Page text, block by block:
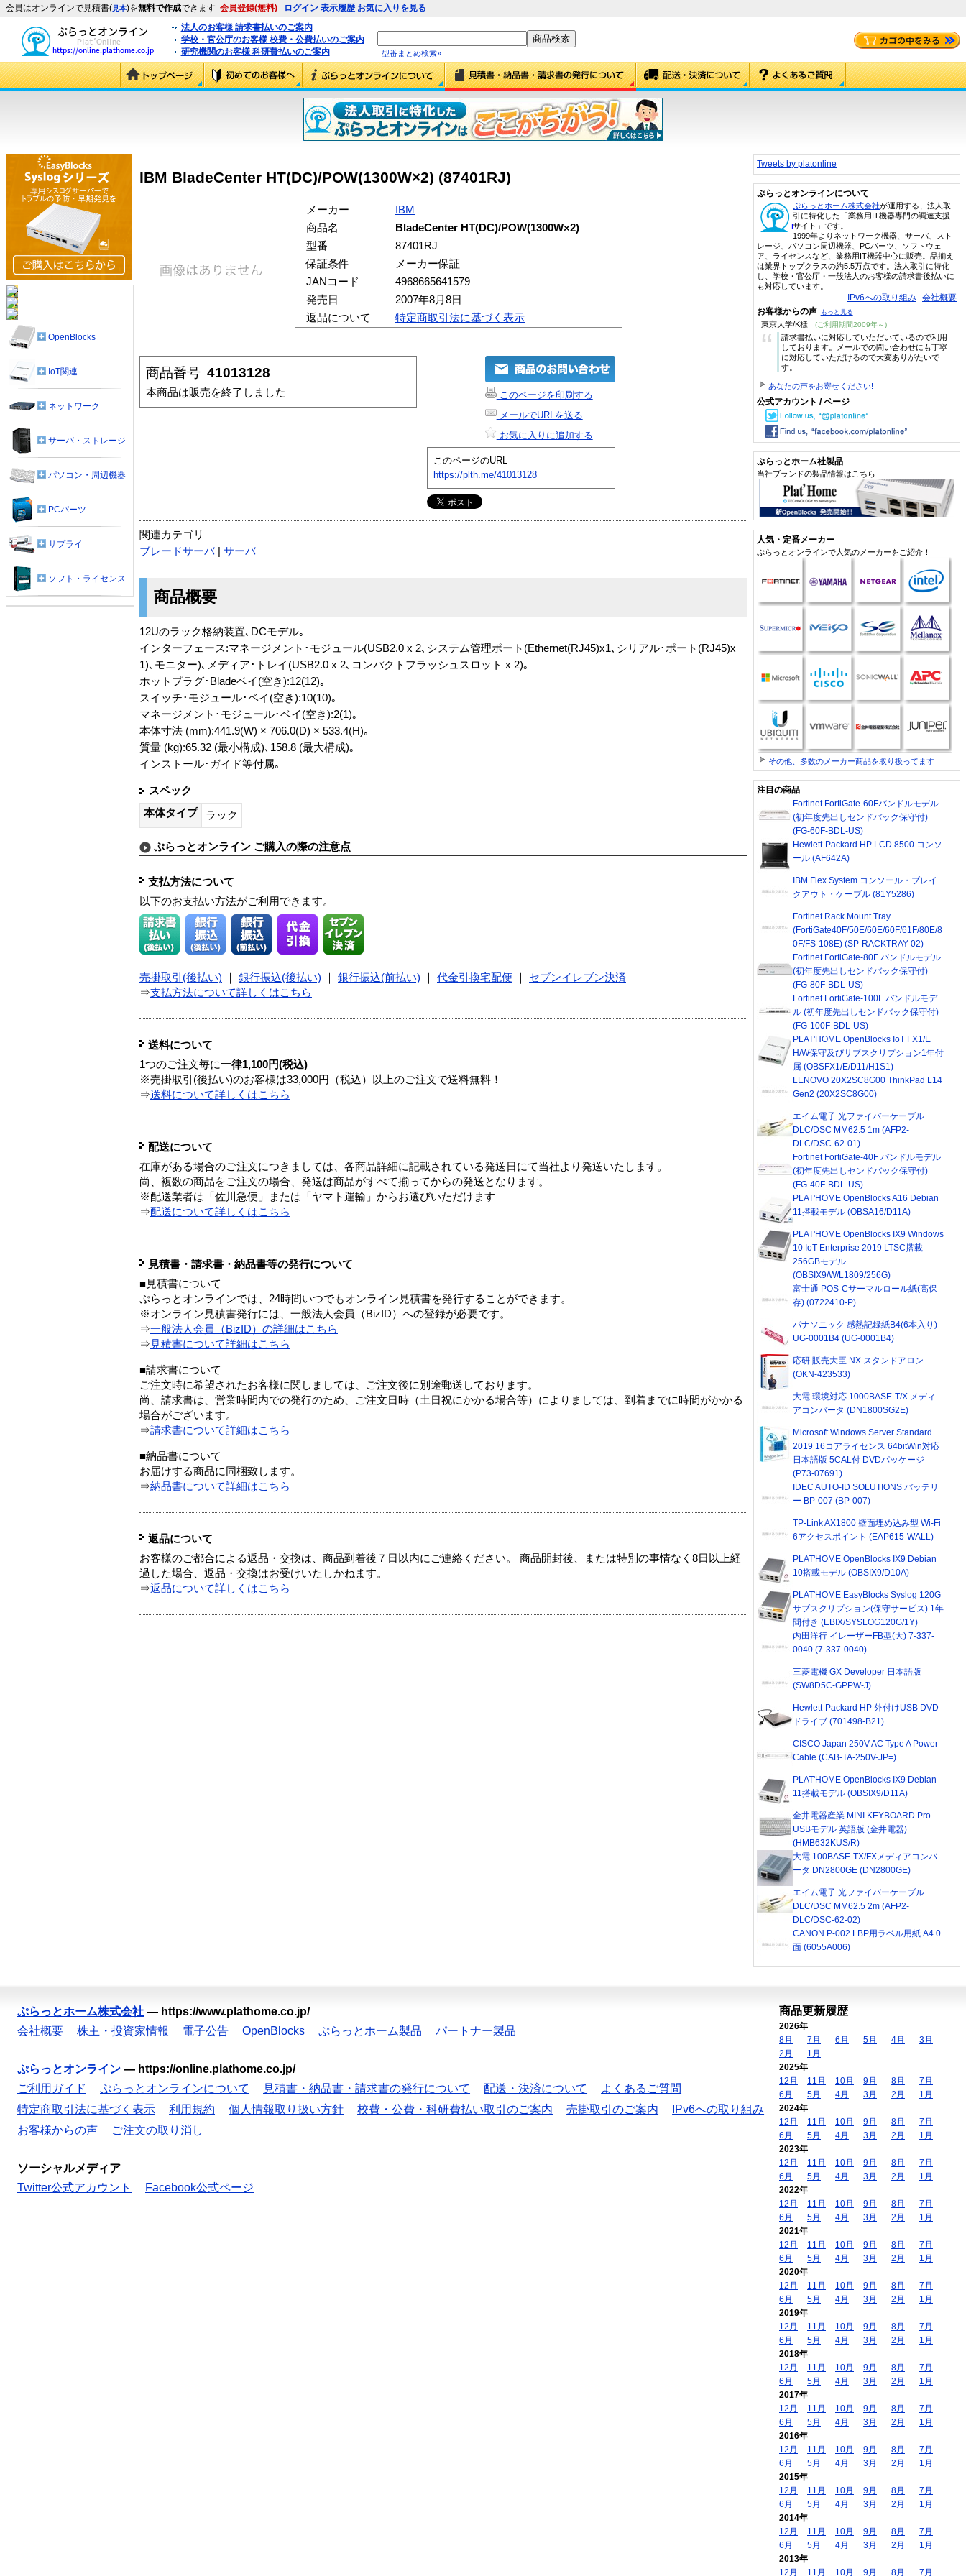
会員はオンラインで見積書(見本)を無料で作成できます 会員登録(無料) ログイン 表示履歴 お気に入りを見る
法人のお客様 請求書払いのご案内
学校・官公庁のお客様 校費・公費払いのご案内
研究機関のお客様 科研費払いのご案内
型番まとめ検索»
IBM BladeCenter HT(DC)/POW(1300W×2) (87401RJ)
メーカー
IBM
商品名
BladeCenter HT(DC)/POW(1300W×2)
型番
87401RJ
保証条件
メーカー保証
JANコード
4968665641579
発売日
2007年8月8日
返品について
特定商取引法に基づく表示
商品番号 41013128
本商品は販売を終了しました
このページを印刷する
メールでURLを送る
お気に入りに追加する
このページのURL
https://plth.me/41013128
関連カテゴリ
ブレードサーバ| サーバ
商品概要
12Uのラック格納装置､DCモデル｡
インターフェース:マネージメント･モジュール(USB2.0 x 2､システム管理ポート(Ethernet(RJ45)x1､シリアル･ポート(RJ45)x
1)､モニター)､メディア･トレイ(USB2.0 x 2､コンパクトフラッシュスロット x 2)｡
ホットプラグ･Bladeベイ(空き):12(12)｡
スイッチ･モジュール･ベイ(空き):10(10)｡
マネージメント･モジュール･ベイ(空き):2(1)｡
本体寸法 (mm):441.9(W) × 706.0(D) × 533.4(H)｡
質量 (kg):65.32 (最小構成)､158.8 (最大構成)｡
インストール･ガイド等付属｡
スペック
本体タイプ
ラック
ぷらっとオンライン ご購入の際の注意点
支払方法について
以下のお支払い方法がご利用できます。
売掛取引(後払い) 銀行振込(後払い) 銀行振込(前払い) 代金引換宅配便
セブンイレブン決済
⇒支払方法について詳しくはこちら
送料について
1つのご注文毎に一律1,100円(税込)
※売掛取引(後払い)のお客様は33,000円（税込）以上のご注文で送料無料！
⇒送料について詳しくはこちら
配送について
在庫がある場合のご注文につきましては、各商品詳細に記載されている発送日にて当社より発送いたします。
尚、複数の商品をご注文の場合、発送は商品がすべて揃ってからの発送となります。
※配送業者は「佐川急便」または「ヤマト運輸」からお選びいただけます
⇒配送について詳しくはこちら
見積書・請求書・納品書等の発行について
■見積書について
ぷらっとオンラインでは、24時間いつでもオンライン見積書を発行することができます。
※オンライン見積書発行には、一般法人会員（BizID）への登録が必要です。
⇒一般法人会員（BizID）の詳細はこちら
⇒ 見積書について詳細はこちら
■請求書について
ご注文時に希望されたお客様に関しましては、ご注文後に別途郵送しております。
尚、請求書は、営業時間内での発行のため、ご注文日時（土日祝にかかる場合等）によりましては、到着までに時間がかかる
場合がございます。
⇒請求書について詳細はこちら
■納品書について
お届けする商品に同梱致します。
⇒納品書について詳細はこちら
返品について
お客様のご都合による返品・交換は、商品到着後７日以内にご連絡ください。 商品開封後、または特別の事情なく8日以上経
過した場合、返品・交換はお受けいたしかねます。
⇒返品について詳しくはこちら
OpenBlocks
IoT関連
ネットワーク
サーバ・ストレージ
パソコン・周辺機器
PCパーツ
サプライ
ソフト・ライセンス
Tweets by platonline
ぷらっとオンラインについて
ぷらっとホーム株式会社が運用する、法人取
引に特化した「業務用IT機器専門の調達支援
サイト」です。
1999年よりネットワーク機器、サーバ、スト
レージ、パソコン周辺機器、PCパーツ、ソフトウェ
ア、ライセンスなど、業務用IT機器中心に販売。品揃え
は業界トップクラスの約5.5万点です。法人取引に特化
し、学校・官公庁・一般法人のお客様の請求書後払いに
も対応しています。
IPv6への取り組み 会社概要
お客様からの声 もっと見る
東京大学/K様 (ご利用期間2009年～)
“
請求書払いに対応していただいているので利用
しております。メールでの問い合わせにも丁寧
に対応していただけるので大変ありがたいで
す。
あなたの声をお寄せください!
公式アカウント / ページ
ぷらっとホーム社製品
当社ブランドの製品情報はこちら
人気・定番メーカー
ぷらっとオンラインで人気のメーカーをご紹介！
その他、多数のメーカー商品を取り扱ってます
注目の商品
Fortinet FortiGate-60Fバンドルモデル
(初年度先出しセンドバック保守付)
(FG-60F-BDL-US)
Hewlett-Packard HP LCD 8500 コンソ
ール (AF642A)
IBM Flex System コンソール・ブレイ
クアウト・ケーブル (81Y5286)
Fortinet Rack Mount Tray
(FortiGate40F/50E/60E/60F/61F/80E/8
0F/FS-108E) (SP-RACKTRAY-02)
Fortinet FortiGate-80F バンドルモデル
(初年度先出しセンドバック保守付)
(FG-80F-BDL-US)
Fortinet FortiGate-100F バンドルモデ
ル (初年度先出しセンドバック保守付)
(FG-100F-BDL-US)
PLAT'HOME OpenBlocks IoT FX1/E
H/W保守及びサブスクリプション1年付
属 (OBSFX1/E/D11/H1S1)
LENOVO 20X2SC8G00 ThinkPad L14
Gen2 (20X2SC8G00)
エイム電子 光ファイバーケーブル
DLC/DSC MM62.5 1m (AFP2-
DLC/DSC-62-01)
Fortinet FortiGate-40F バンドルモデル
(初年度先出しセンドバック保守付)
(FG-40F-BDL-US)
PLAT'HOME OpenBlocks A16 Debian
11搭載モデル (OBSA16/D11A)
PLAT'HOME OpenBlocks IX9 Windows
10 IoT Enterprise 2019 LTSC搭載
256GBモデル
(OBSIX9/W/L1809/256G)
富士通 POS-Cサーマルロール紙(高保
存) (0722410-P)
パナソニック 感熱記録紙B4(6本入り)
UG-0001B4 (UG-0001B4)
応研 販売大臣 NX スタンドアロン
(OKN-423533)
大電 環境対応 1000BASE-T/X メディ
アコンバータ (DN1800SG2E)
Microsoft Windows Server Standard
2019 16コアライセンス 64bitWin対応
日本語版 5CAL付 DVDパッケージ
(P73-07691)
IDEC AUTO-ID SOLUTIONS バッテリ
ー BP-007 (BP-007)
TP-Link AX1800 壁面埋め込み型 Wi-Fi
6アクセスポイント (EAP615-WALL)
PLAT'HOME OpenBlocks IX9 Debian
10搭載モデル (OBSIX9/D10A)
PLAT'HOME EasyBlocks Syslog 120G
サブスクリプション(保守サービス) 1年
間付き (EBIX/SYSLOG120G/1Y)
内田洋行 イレーザーFB型(大) 7-337-
0040 (7-337-0040)
三菱電機 GX Developer 日本語版
(SW8D5C-GPPW-J)
Hewlett-Packard HP 外付けUSB DVD
ドライブ (701498-B21)
CISCO Japan 250V AC Type A Power
Cable (CAB-TA-250V-JP=)
PLAT'HOME OpenBlocks IX9 Debian
11搭載モデル (OBSIX9/D11A)
金井電器産業 MINI KEYBOARD Pro
USBモデル 英語版 (金井電器)
(HMB632KUS/R)
大電 100BASE-TX/FXメディアコンバ
ータ DN2800GE (DN2800GE)
エイム電子 光ファイバーケーブル
DLC/DSC MM62.5 2m (AFP2-
DLC/DSC-62-02)
CANON P-002 LBP用ラベル用紙 A4 0
面 (6055A006)
ぷらっとホーム株式会社 — https://www.plathome.co.jp/
会社概要
株主・投資家情報 電子公告 OpenBlocks ぷらっとホーム製品 パートナー製品
ぷらっとオンライン — https://online.plathome.co.jp/
ご利用ガイド
ぷらっとオンラインについて 見積書・納品書・請求書の発行について 配送・決済について
よくあるご質問
特定商取引法に基づく表示
利用規約 個人情報取り扱い方針 校費・公費・科研費払い取引のご案内 売掛取引のご案内
IPv6への取り組み
お客様からの声
ご注文の取り消し
ソーシャルメディア
Twitter公式アカウント
Facebook公式ページ
商品更新履歴
2026年
8月
7月 6月 5月 4月
3月
2月
1月
2025年
12月
11月 10月 9月 8月
7月
6月
5月 4月 3月 2月
1月
2024年
12月
11月 10月 9月 8月
7月
6月
5月 4月 3月 2月
1月
2023年
12月
11月 10月 9月 8月
7月
6月
5月 4月 3月 2月
1月
2022年
12月
11月 10月 9月 8月
7月
6月
5月 4月 3月 2月
1月
2021年
12月
11月 10月 9月 8月
7月
6月
5月 4月 3月 2月
1月
2020年
12月
11月 10月 9月 8月
7月
6月
5月 4月 3月 2月
1月
2019年
12月
11月 10月 9月 8月
7月
6月
5月 4月 3月 2月
1月
2018年
12月
11月 10月 9月 8月
7月
6月
5月 4月 3月 2月
1月
2017年
12月
11月 10月 9月 8月
7月
6月
5月 4月 3月 2月
1月
2016年
12月
11月 10月 9月 8月
7月
6月
5月 4月 3月 2月
1月
2015年
12月
11月 10月 9月 8月
7月
6月
5月 4月 3月 2月
1月
2014年
12月
11月 10月 9月 8月
7月
6月
5月 4月 3月 2月
1月
2013年
12月
11月 10月 9月 8月 7月